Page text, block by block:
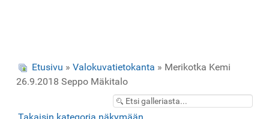
Etusivu » Valokuvatietokanta » Merikotka Kemi
26.9.2018 Seppo Mäkitalo
Takaisin kategoria näkymään